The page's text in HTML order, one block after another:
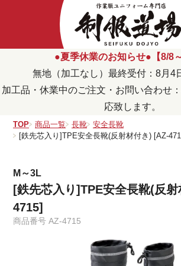
●夏季休業のお知らせ●【8/8～
無地（加工なし）最終受付：8月4
加工品・休業中のご注文・お問い合わせ
応致します。
TOP 商品一覧 長靴
安全長靴
[鉄先芯入り]TPE安全長靴(反射材付き) [AZ-
M～3L
[鉄先芯入り]TPE安全長靴(反
4715]
商品番号 AZ-4715